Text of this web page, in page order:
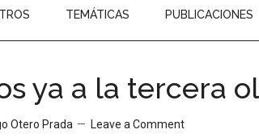
TEMÁTICAS PUBLICACIONES
ya a la tercera
Otero Prada Leave a Comment